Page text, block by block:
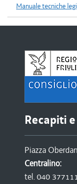
Manuale tecniche
Recapiti
Piazza
Centralino:
tel. 040